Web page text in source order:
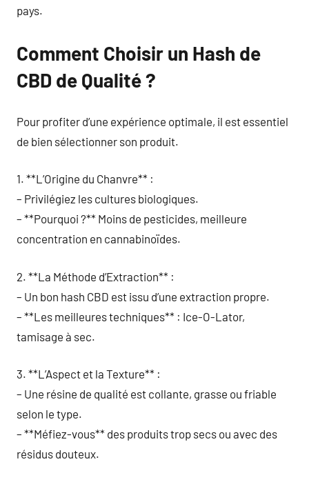
pays.
Comment Choisir un Hash de
CBD de Qualité ?
Pour profiter d’une expérience optimale, il est essentiel
de bien sélectionner son produit.
1. **L’Origine du Chanvre** :
– Privilégiez les cultures biologiques.
– **Pourquoi ?** Moins de pesticides, meilleure
concentration en cannabinoïdes.
2. **La Méthode d’Extraction** :
– Un bon hash CBD est issu d’une extraction propre.
– **Les meilleures techniques** : Ice-O-Lator,
tamisage à sec.
3. **L’Aspect et la Texture** :
– Une résine de qualité est collante, grasse ou friable
selon le type.
– **Méfiez-vous** des produits trop secs ou avec des
résidus douteux.